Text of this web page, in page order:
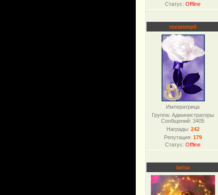
Статус:Offline
rozatempli
Императрица
Группа: Администраторы
Сообщений:3405
Награды: 242
Репутация: 179
Статус:Offline
larisa